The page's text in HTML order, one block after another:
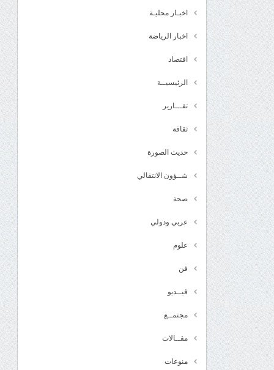
اخبـار محليـة
اخبار الرياضة
اقتصاد
الرئيسيــة
تقـــارير
ثقافة
حديث الصورة
شــؤون الانتقالي
صحة
عربي ودولي
علوم
فن
فيــديو
مجتمــع
مقــالات
منوعات